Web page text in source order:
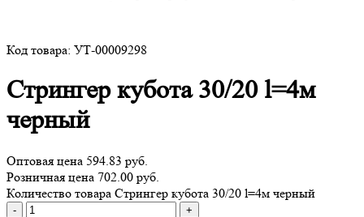
Код товара: УТ-00009298
Стрингер кубота 30/20 l=4м
черный
Оптовая цена 594.83 руб.
Розничная цена 702.00 руб.
Количество товара Стрингер кубота 30/20 l=4м черный
-
+